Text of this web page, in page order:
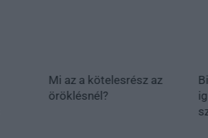
Mi az a kötelesrész az
öröklésnél?